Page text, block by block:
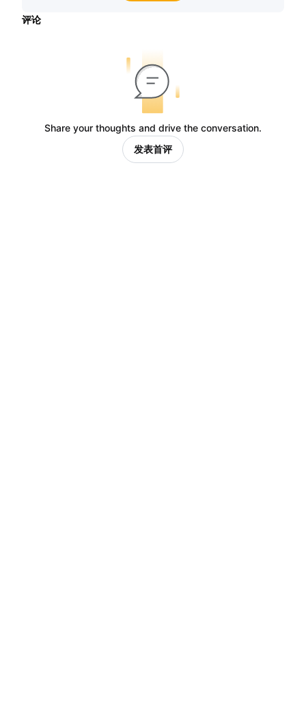
评论
Share your thoughts and drive the conversation.
发表首评